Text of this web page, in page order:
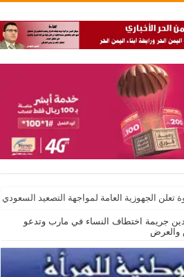
تعلن الجهوزية العامة لمواجهة التصعيد السعودي
جريمة اختطاف النساء في مارب وتدعو
والعرض